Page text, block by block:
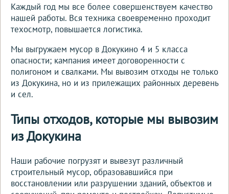
Каждый год мы все более совершенствуем качество
нашей работы. Вся техника своевременно проходит
техосмотр, повышается логистика.
Мы выгружаем мусор в Докукино 4 и 5 класса
опасности; кампания имеет договоренности с
полигоном и свалками. Мы вывозим отходы не только
из Докукина, но и из прилежащих районных деревень
и сел.
Типы отходов, которые мы вывозим
из Докукина
Наши рабочие погрузят и вывезут различный
строительный мусор, образовавшийся при
восстановлении или разрушении зданий, объектов и